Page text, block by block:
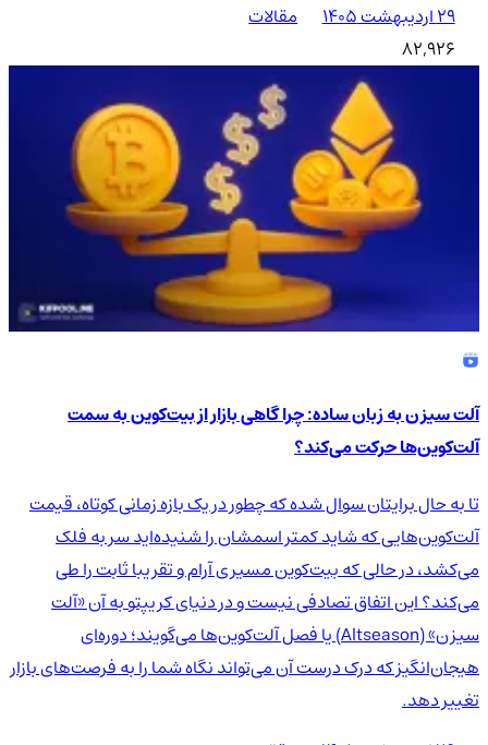
۲۹ اردیبهشت ۱۴۰۵
مقالات
82,926
آلت سیزن به زبان ساده: چرا گاهی بازار از بیت‌کوین به سمت
آلت‌کوین‌ها حرکت می‌کند؟
تا به حال برایتان سوال شده که چطور در یک بازه زمانی کوتاه، قیمت
آلت‌کوین‌هایی که شاید کمتر اسمشان را شنیده‌اید سر به فلک
می‌کشد، در حالی که بیت‌کوین مسیری آرام و تقریبا ثابت را طی
می‌کند؟ این اتفاق تصادفی نیست و در دنیای کریپتو به آن «آلت
سیزن» (Altseason) یا فصل آلت‌کوین‌ها می‌گویند؛ دوره‌ای
هیجان‌انگیز که درک درست آن می‌تواند نگاه شما را به فرصت‌های بازار
تغییر دهد.